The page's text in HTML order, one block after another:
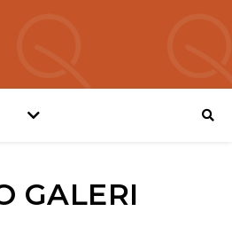
GALERI